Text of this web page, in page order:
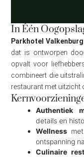
In Één
Parkhotel Valkenburg
dat is ontworpen
opvalt voor
combineert die
restaurant met uitzicht
Authentiek
details en
Wellness
ontspanning
Culinaire